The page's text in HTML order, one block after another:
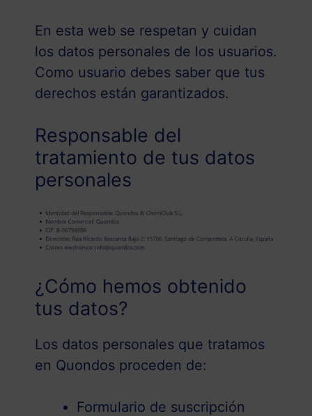
En esta web se respetan y cuidan
los datos personales de los usuarios.
Como usuario debes saber que tus
derechos están garantizados.
Responsable del
tratamiento de tus datos
personales
¿Cómo hemos obtenido
tus datos?
Los datos personales que tratamos
en Quondos proceden de:
Formulario de suscripción